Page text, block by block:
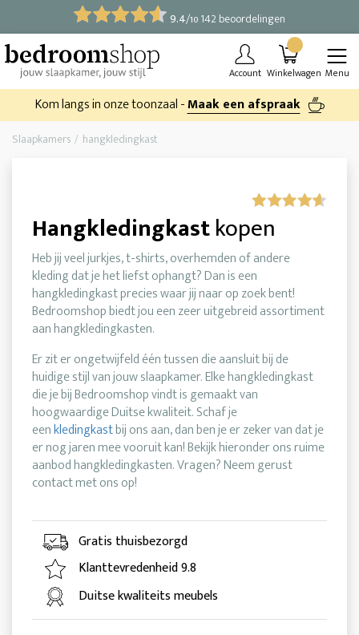
9.4/10 142 beoordelingen
Account Winkelwagen Menu
Kom langs in onze toonzaal -Maak een afspraak
Slaapkamers hangkledingkast
Hangkledingkastkopen
Heb jij veel jurkjes, t-shirts, overhemden of andere
kleding dat je het liefst ophangt? Dan is een
hangkledingkast precies waar jij naar op zoek bent!
Bedroomshop biedt jou een zeer uitgebreid assortiment
aan hangkledingkasten.
Er zit er ongetwijfeld één tussen die aansluit bij de
huidige stijl van jouw slaapkamer. Elke hangkledingkast
die je bij Bedroomshop vindt is gemaakt van
hoogwaardige Duitse kwaliteit. Schaf je
eenkledingkastbij ons aan, dan ben je er zeker van dat je
er nog jaren mee vooruit kan! Bekijk hieronder ons ruime
aanbod hangkledingkasten. Vragen? Neem gerust
contact met ons op!
Gratis thuisbezorgd
Klanttevredenheid 9.8
Duitse kwaliteits meubels